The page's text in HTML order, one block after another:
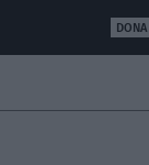
OTROS
DONA